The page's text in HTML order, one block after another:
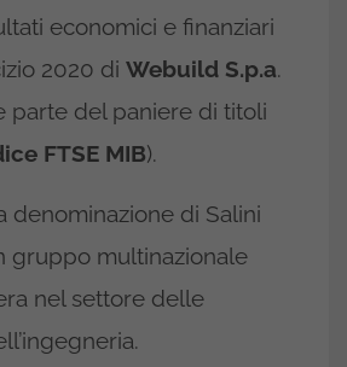
economici e finanziari
2020 di Webuild S.p.a.
parte del paniere di titoli
FTSE MIB).
denominazione di Salini
gruppo multinazionale
nel settore delle